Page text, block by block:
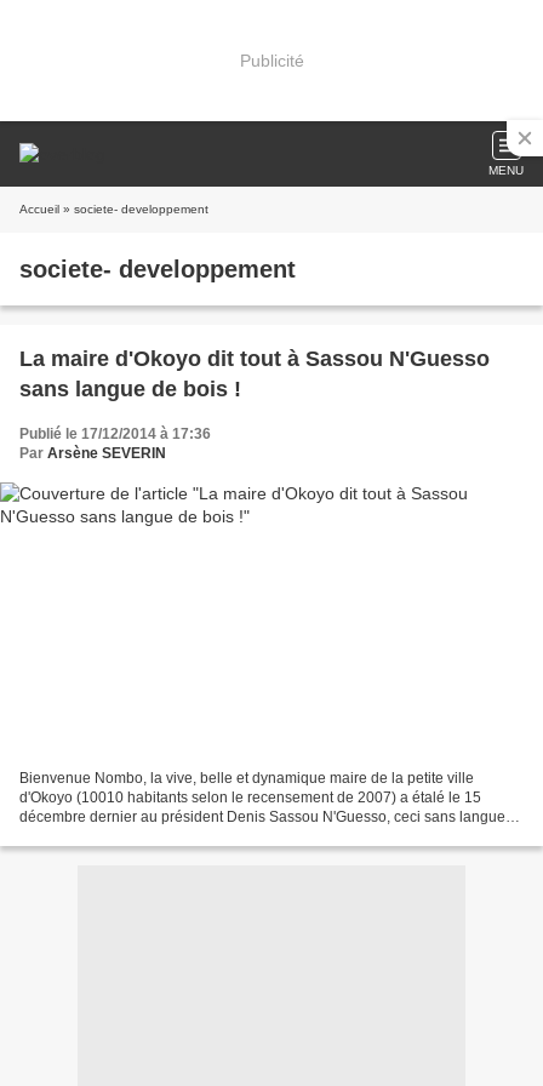
Publicité
MENU
Accueil » societe- developpement
societe- developpement
La maire d'Okoyo dit tout à Sassou N'Guesso
sans langue de bois !
Publié le 17/12/2014 à 17:36
Par Arsène SEVERIN
Bienvenue Nombo, la vive, belle et dynamique maire de la petite ville
d'Okoyo (10010 habitants selon le recensement de 2007) a étalé le 15
décembre dernier au président Denis Sassou N'Guesso, ceci sans langue